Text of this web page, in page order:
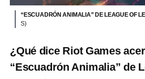
“ESCUADRÓN ANIMALIA” DE LEAGUE OF
S)
¿Qué dice Riot Games
“Escuadrón Animalia” de